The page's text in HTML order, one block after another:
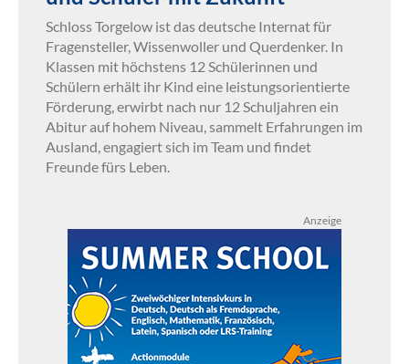
Schloss Torgelow ist das deutsche Internat für
Fragensteller, Wissenwoller und Querdenker. In
Klassen mit höchstens 12 Schülerinnen und
Schülern erhält ihr Kind eine leistungsorientierte
Förderung, erwirbt nach nur 12 Schuljahren ein
Abitur auf hohem Niveau, sammelt Erfahrungen im
Ausland, engagiert sich im Team und findet
Freunde fürs Leben.
Anzeige